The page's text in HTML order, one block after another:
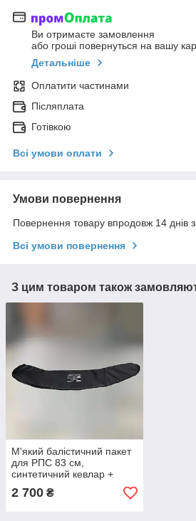
Ви отримаєте замовлення
або гроші повернуться на вашу
Детальніше
Оплатити частинами
Післяплата
Готівкою
Всі умови оплати
Умови повернення
Повернення товару впродовж 14 днів
Всі умови повернення
З цим товаром також
М'який балістичний пакет
для РПС 83 см,
синтетичний кевлар +
НВМПЕ, захист ДСТУ 1
2 700 ₴